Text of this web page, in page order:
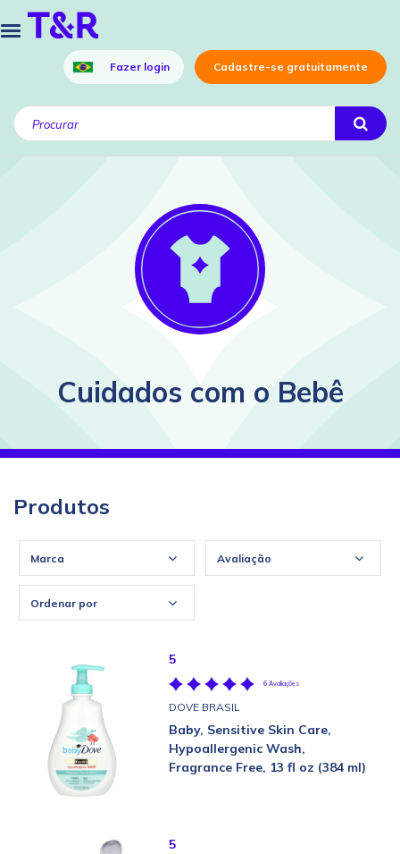
Fazer login Cadastre-se gratuitamente
Cuidados com o Bebê
Produtos
Marca Avaliação
Ordenar por
5
6 Avaliações
DOVE BRASIL
Baby, Sensitive Skin Care,
Hypoallergenic Wash,
Fragrance Free, 13 fl oz (384 ml)
5